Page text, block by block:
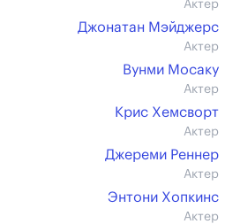
Актер
Джонатан Мэйджерс
Актер
Вунми Мосаку
Актер
Крис Хемсворт
Актер
Джереми Реннер
Актер
Энтони Хопкинс
Актер